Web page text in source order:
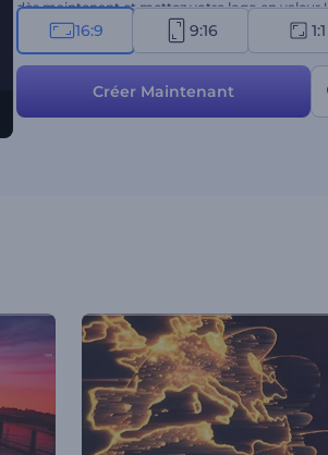
dès maintenant et mettez votre logo en valeur !
16:9 9:16 1:1
Créer Maintenant